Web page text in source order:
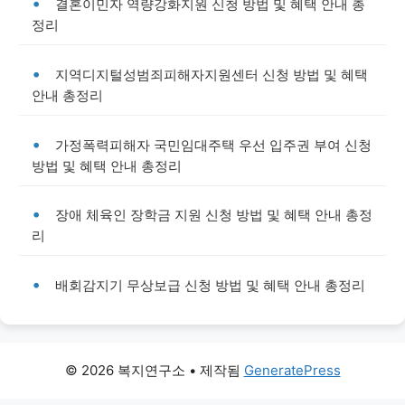
결혼이민자 역량강화지원 신청 방법 및 혜택 안내 총
정리
지역디지털성범죄피해자지원센터 신청 방법 및 혜택
안내 총정리
가정폭력피해자 국민임대주택 우선 입주권 부여 신청
방법 및 혜택 안내 총정리
장애 체육인 장학금 지원 신청 방법 및 혜택 안내 총정
리
배회감지기 무상보급 신청 방법 및 혜택 안내 총정리
© 2026 복지연구소 • 제작됨 GeneratePress